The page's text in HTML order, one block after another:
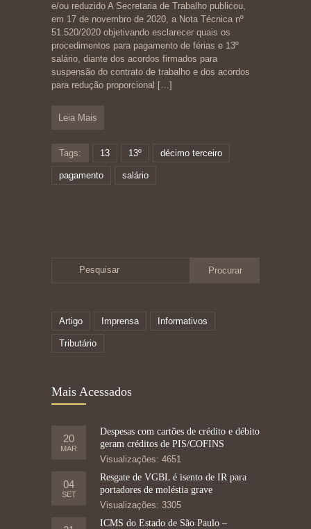
e/ou reduzido A Secretaria de Trabalho publicou,
em 17 de novembro de 2020, a Nota Técnica nº
51.520/2020 objetivando esclarecer quais os
procedimentos para pagamento de férias e 13º
salário, diante dos acordos firmados para
suspensão do contrato de trabalho e dos acordos
para redução proporcional […]
Leia Mais
Tags: 13 13º décimo terceiro
pagamento salário
Pesquisar
Artigo Imprensa Informativos
Tributário
Mais Acessados
20
MAR
Despesas com cartões de crédito e débito
geram créditos de PIS/COFINS
Visualizações: 4651
04
SET
Resgate de VGBL é isento de IR para
portadores de moléstia grave
Visualizações: 3305
ICMS do Estado de São Paulo –